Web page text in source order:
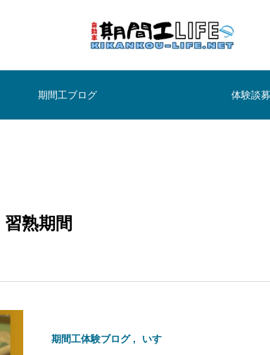
期間工ブログ 体験談
習熟期間
期間工体験ブログ いすゞ